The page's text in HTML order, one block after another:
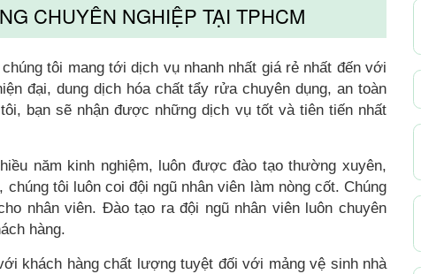
CHUYÊN NGHIỆP TẠI TPHCM
tôi mang tới dịch vụ nhanh nhất giá rẻ nhất đến với
đại, dung dịch hóa chất tẩy rửa chuyên dụng, an toàn
bạn sẽ nhận được những dịch vụ tốt và tiên tiến nhất
năm kinh nghiệm, luôn được đào tạo thường xuyên,
tôi luôn coi đội ngũ nhân viên làm nòng cốt. Chúng
nhân viên. Đào tạo ra đội ngũ nhân viên luôn chuyên
hàng.
khách hàng chất lượng tuyệt đối với mảng vệ sinh nhà